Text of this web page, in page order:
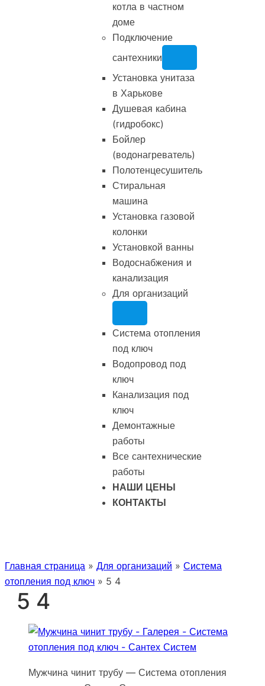
котла в частном
доме
Подключение
сантехники
Установка унитаза
в Харькове
Душевая кабина
(гидробокс)
Бойлер
(водонагреватель)
Полотенцесушитель
Стиральная
машина
Установка газовой
колонки
Установкой ванны
Водоснабжения и
канализация
Для организаций
Система отопления
под ключ
Водопровод под
ключ
Канализация под
ключ
Демонтажные
работы
Все сантехнические
работы
НАШИ ЦЕНЫ
КОНТАКТЫ
Главная страница » Для организаций » Система
отопления под ключ » 5 4
5 4
Мужчина чинит трубу — Система отопления